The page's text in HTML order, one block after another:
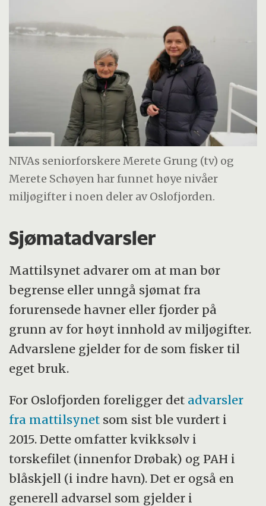
NIVAs seniorforskere Merete Grung (tv) og
Merete Schøyen har funnet høye nivåer
miljøgifter i noen deler av Oslofjorden.
Sjømatadvarsler
Mattilsynet advarer om at man bør
begrense eller unngå sjømat fra
forurensede havner eller fjorder på
grunn av for høyt innhold av miljøgifter.
Advarslene gjelder for de som fisker til
eget bruk.
For Oslofjorden foreligger det advarsler
fra mattilsynet som sist ble vurdert i
2015. Dette omfatter kvikksølv i
torskefilet (innenfor Drøbak) og PAH i
blåskjell (i indre havn). Det er også en
generell advarsel som gjelder i